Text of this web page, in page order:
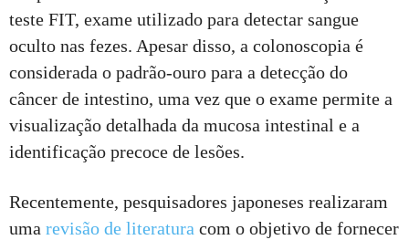
teste FIT, exame utilizado para detectar sangue
oculto nas fezes. Apesar disso, a colonoscopia é
considerada o padrão-ouro para a detecção do
câncer de intestino, uma vez que o exame permite a
visualização detalhada da mucosa intestinal e a
identificação precoce de lesões.
Recentemente, pesquisadores japoneses realizaram
uma revisão de literatura com o objetivo de fornecer